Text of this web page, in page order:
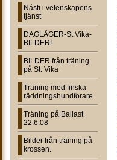
Násti i vetenskapens
tjänst
DAGLÄGER-St.Vika-
BILDER!
BILDER från träning
på St. Vika
Träning med finska
räddningshundförare.
Träning på Ballast
22.6.08
Bilder från träning på
krossen.